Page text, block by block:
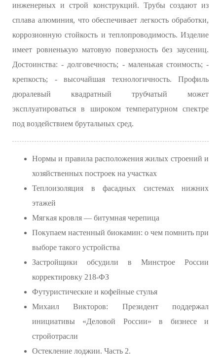
инженерных и строй конструкций. Трубы создают из
сплава алюминия, что обеспечивает легкость обработки,
коррозионную стойкость и теплопроводимость. Изделие
имеет ровненькую матовую поверхность без заусениц.
Достоинства: - долговечность; - маленькая стоимость; -
крепкость; - высочайшая технологичность. Профиль
дюралевый квадратный трубчатый может
эксплуатироваться в широком температурном спектре
под воздействием брутальных сред.
Нормы и правила расположения жилых строений и
хозяйственных построек на участках
Теплоизоляция в фасадных системах нижних
этажей
Мягкая кровля — битумная черепица
Покупаем настенный биокамин: о чем помнить при
выборе такого устройства
Застройщики обсудили в Минстрое России
корректировку 218-ФЗ
Футуристические и кофейные стулья
Михаил Викторов: Президент поддержал
инициативы «Деловой России» в бизнесе и
стройотрасли
Остекление лоджии. Часть 2.